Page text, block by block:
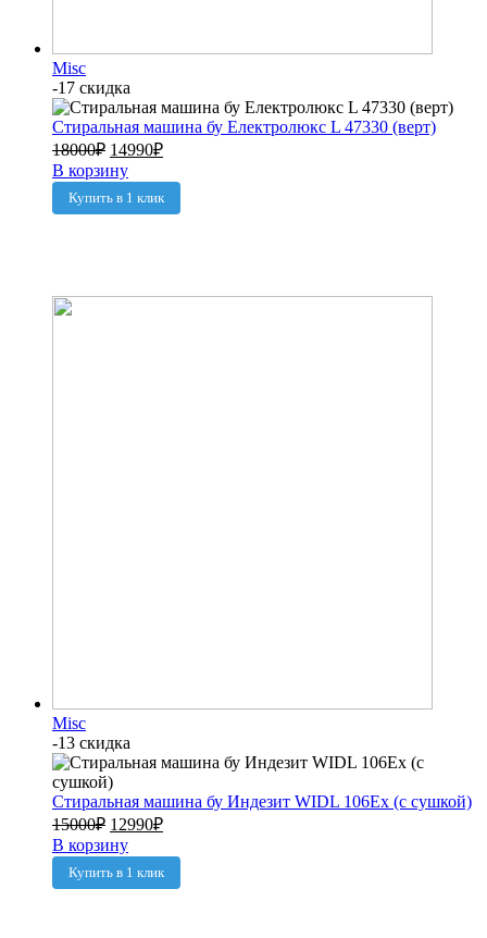
Misc
-17 скидка
Стиральная машина бу Електролюкс L 47330 (верт)
18000₽ 14990₽
В корзину
Купить в 1 клик
Misc
-13 скидка
Стиральная машина бу Индезит WIDL 106Ex (с сушкой)
15000₽ 12990₽
В корзину
Купить в 1 клик